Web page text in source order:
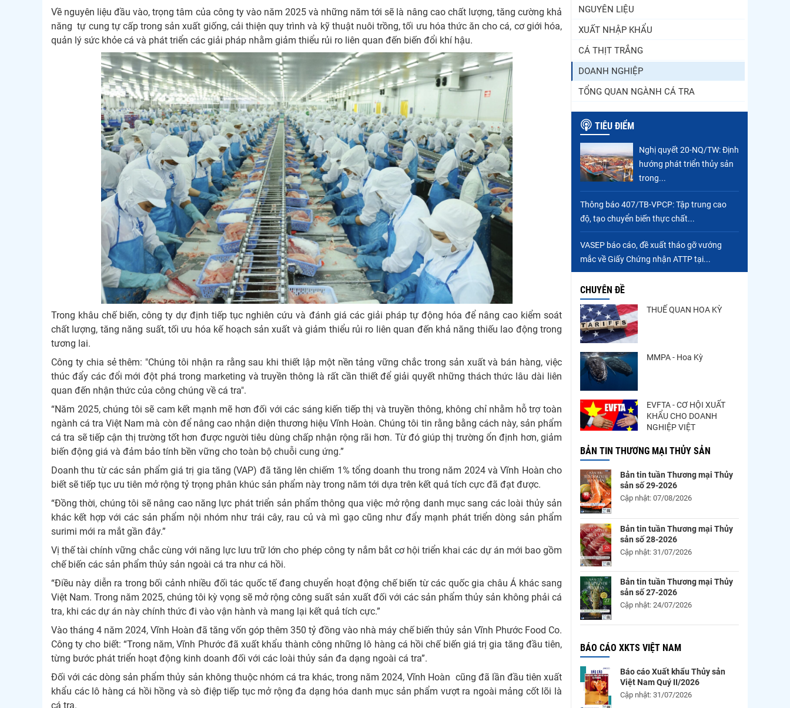
Về nguyên liệu đầu vào, trọng tâm của công ty vào năm 2025 và những năm tới sẽ là nâng cao chất lượng, tăng cường khả
năng tự cung tự cấp trong sản xuất giống, cải thiện quy trình và kỹ thuật nuôi trồng, tối ưu hóa thức ăn cho cá, cơ giới hóa,
quản lý sức khỏe cá và phát triển các giải pháp nhằm giảm thiểu rủi ro liên quan đến biến đổi khí hậu.
Trong khâu chế biến, công ty dự định tiếp tục nghiên cứu và đánh giá các giải pháp tự động hóa để nâng cao kiểm soát
chất lượng, tăng năng suất, tối ưu hóa kế hoạch sản xuất và giảm thiểu rủi ro liên quan đến khả năng thiếu lao động trong
tương lai.
Công ty chia sẻ thêm: "Chúng tôi nhận ra rằng sau khi thiết lập một nền tảng vững chắc trong sản xuất và bán hàng, việc
thúc đẩy các đổi mới đột phá trong marketing và truyền thông là rất cần thiết để giải quyết những thách thức lâu dài liên
quan đến nhận thức của công chúng về cá tra".
“Năm 2025, chúng tôi sẽ cam kết mạnh mẽ hơn đối với các sáng kiến tiếp thị và truyền thông, không chỉ nhằm hỗ trợ toàn
ngành cá tra Việt Nam mà còn để nâng cao nhận diện thương hiệu Vĩnh Hoàn. Chúng tôi tin rằng bằng cách này, sản phẩm
cá tra sẽ tiếp cận thị trường tốt hơn được người tiêu dùng chấp nhận rộng rãi hơn. Từ đó giúp thị trường ổn định hơn, giảm
biến động giá và đảm bảo tính bền vững cho toàn bộ chuỗi cung ứng.”
Doanh thu từ các sản phẩm giá trị gia tăng (VAP) đã tăng lên chiếm 1% tổng doanh thu trong năm 2024 và Vĩnh Hoàn cho
biết sẽ tiếp tục ưu tiên mở rộng tỷ trọng phân khúc sản phẩm này trong năm tới dựa trên kết quả tích cực đã đạt được.
“Đồng thời, chúng tôi sẽ nâng cao năng lực phát triển sản phẩm thông qua việc mở rộng danh mục sang các loài thủy sản
khác kết hợp với các sản phẩm nội nhóm như trái cây, rau củ và mì gạo cũng như đẩy mạnh phát triển dòng sản phẩm
surimi mới ra mắt gần đây.”
Vị thế tài chính vững chắc cùng với năng lực lưu trữ lớn cho phép công ty nắm bắt cơ hội triển khai các dự án mới bao gồm
chế biến các sản phẩm thủy sản ngoài cá tra như cá hồi.
“Điều này diễn ra trong bối cảnh nhiều đối tác quốc tế đang chuyển hoạt động chế biến từ các quốc gia châu Á khác sang
Việt Nam. Trong năm 2025, chúng tôi kỳ vọng sẽ mở rộng công suất sản xuất đối với các sản phẩm thủy sản không phải cá
tra, khi các dự án này chính thức đi vào vận hành và mang lại kết quả tích cực.”
Vào tháng 4 năm 2024, Vĩnh Hoàn đã tăng vốn góp thêm 350 tỷ đồng vào nhà máy chế biến thủy sản Vĩnh Phước Food Co.
Công ty cho biết: “Trong năm, Vĩnh Phước đã xuất khẩu thành công những lô hàng cá hồi chế biến giá trị gia tăng đầu tiên,
từng bước phát triển hoạt động kinh doanh đối với các loài thủy sản đa dạng ngoài cá tra”.
Đối với các dòng sản phẩm thủy sản không thuộc nhóm cá tra khác, trong năm 2024, Vĩnh Hoàn cũng đã lần đầu tiên xuất
khẩu các lô hàng cá hồi hồng và sò điệp tiếp tục mở rộng đa dạng hóa danh mục sản phẩm vượt ra ngoài mảng cốt lõi là
cá tra.
NGUYÊN LIỆU
XUẤT NHẬP KHẨU
CÁ THỊT TRẮNG
DOANH NGHIỆP
TỔNG QUAN NGÀNH CÁ TRA
TIÊU ĐIỂM
Nghị quyết 20-NQ/TW: Định
hướng phát triển thủy sản
trong...
Thông báo 407/TB-VPCP: Tập trung cao
độ, tạo chuyển biến thực chất...
VASEP báo cáo, đề xuất tháo gỡ vướng
mắc về Giấy Chứng nhận ATTP tại...
CHUYÊN ĐỀ
THUẾ QUAN HOA KỲ
MMPA - Hoa Kỳ
EVFTA - CƠ HỘI XUẤT
KHẨU CHO DOANH
NGHIỆP VIỆT
BẢN TIN THƯƠNG MẠI THỦY SẢN
Bản tin tuần Thương mại Thủy
sản số 29-2026
Cập nhật: 07/08/2026
Bản tin tuần Thương mại Thủy
sản số 28-2026
Cập nhật: 31/07/2026
Bản tin tuần Thương mại Thủy
sản số 27-2026
Cập nhật: 24/07/2026
BÁO CÁO XKTS VIỆT NAM
Báo cáo Xuất khẩu Thủy sản
Việt Nam Quý II/2026
Cập nhật: 31/07/2026